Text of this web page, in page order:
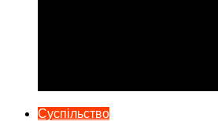
Суспільство